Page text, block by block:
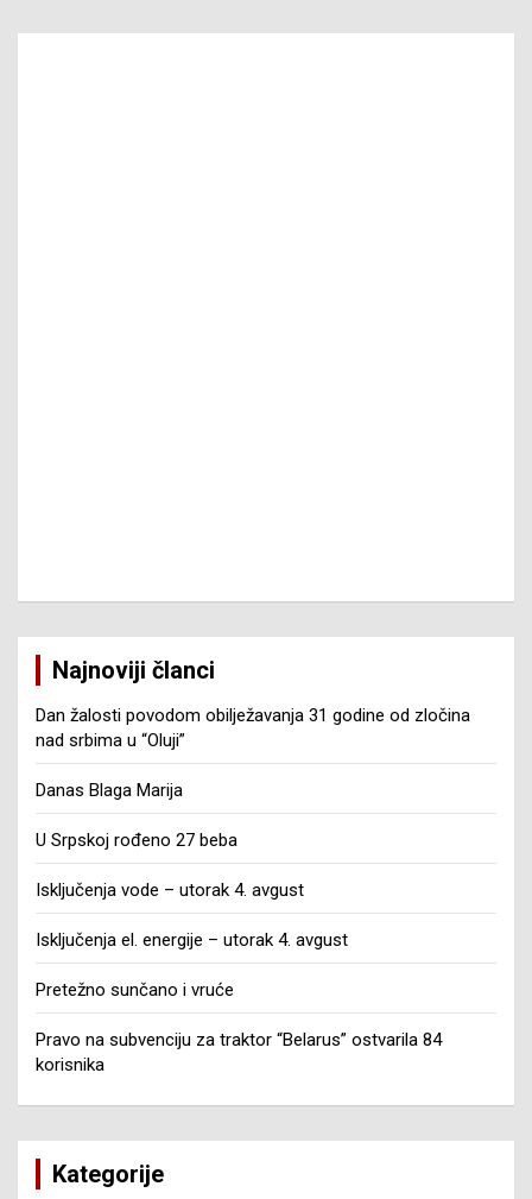
Najnoviji članci
Dan žalosti povodom obilježavanja 31 godine od zločina
nad srbima u “Oluji”
Danas Blaga Marija
U Srpskoj rođeno 27 beba
Isključenja vode – utorak 4. avgust
Isključenja el. energije – utorak 4. avgust
Pretežno sunčano i vruće
Pravo na subvenciju za traktor “Belarus” ostvarila 84
korisnika
Kategorije